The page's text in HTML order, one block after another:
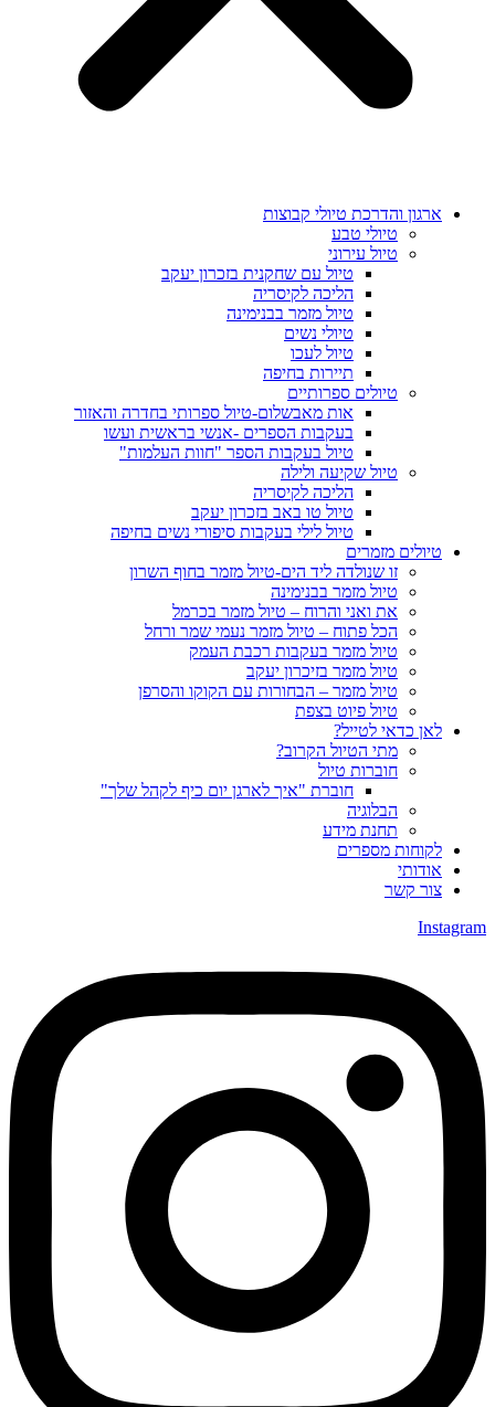
ארגון והדרכת טיולי קבוצות
טיולי טבע
טיול עירוני
טיול עם שחקנית בזכרון יעקב
הליכה לקיסריה
טיול מזמר בבנימינה
טיולי נשים
טיול לעכו
תיירות בחיפה
טיולים ספרותיים
אות מאבשלום-טיול ספרותי בחדרה והאזור
בעקבות הספרים -אנשי בראשית ועשו
טיול בעקבות הספר "חוות העלמות"
טיול שקיעה ולילה
הליכה לקיסריה
טיול טו באב בזכרון יעקב
טיול לילי בעקבות סיפורי נשים בחיפה
טיולים מזמרים
זו שנולדה ליד הים-טיול מזמר בחוף השרון
טיול מזמר בבנימינה
את ואני והרוח – טיול מזמר בכרמל
הכל פתוח – טיול מזמר נעמי שמר ורחל
טיול מזמר בעקבות רכבת העמק
טיול מזמר בזיכרון יעקב
טיול מזמר – הבחורות עם הקוקו והסרפן
טיול פיוט בצפת
לאן כדאי לטייל?
מתי הטיול הקרוב?
חוברות טיול
חוברת "איך לארגן יום כיף לקהל שלך"
הבלוגיה
תחנת מידע
לקוחות מספרים
אודותי
צור קשר
Instagram